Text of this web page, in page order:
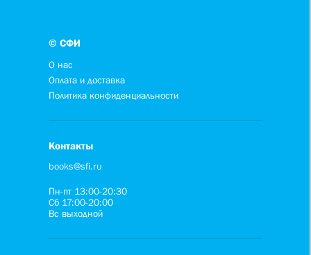
© СФИ
О нас
Оплата и доставка
Политика конфиденциальности
Контакты
books@sfi.ru
Пн-пт 13:00-20:30
Сб 17:00-20:00
Вс выходной